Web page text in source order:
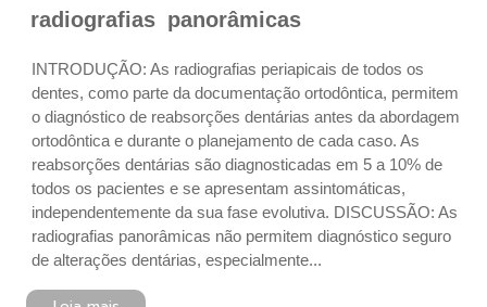
radiografias panorâmicas
INTRODUÇÃO: As radiografias periapicais de todos os
dentes, como parte da documentação ortodôntica, permitem
o diagnóstico de reabsorções dentárias antes da abordagem
ortodôntica e durante o planejamento de cada caso. As
reabsorções dentárias são diagnosticadas em 5 a 10% de
todos os pacientes e se apresentam assintomáticas,
independentemente da sua fase evolutiva. DISCUSSÃO: As
radiografias panorâmicas não permitem diagnóstico seguro
de alterações dentárias, especialmente...